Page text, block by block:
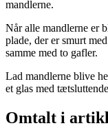
mandlerne.
Når alle mandlerne er
plade, der er smurt
samme med to gafler.
Lad mandlerne blive
et glas med
Omtalt i